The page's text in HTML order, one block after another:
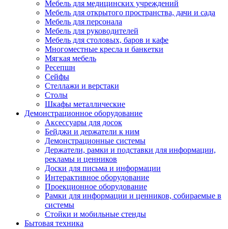
Мебель для медицинских учреждений
Мебель для открытого пространства, дачи и сада
Мебель для персонала
Мебель для руководителей
Мебель для столовых, баров и кафе
Многоместные кресла и банкетки
Мягкая мебель
Ресепшн
Сейфы
Стеллажи и верстаки
Столы
Шкафы металлические
Демонстрационное оборудование
Аксессуары для досок
Бейджи и держатели к ним
Демонстрационные системы
Держатели, рамки и подставки для информации,
рекламы и ценников
Доски для письма и информации
Интерактивное оборудование
Проекционное оборудование
Рамки для информации и ценников, собираемые в
системы
Стойки и мобильные стенды
Бытовая техника